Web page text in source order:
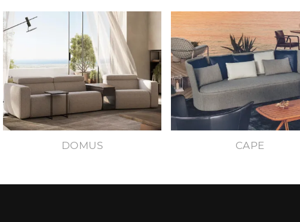
DOMUS CAPE